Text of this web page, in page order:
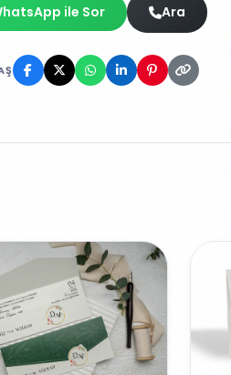
ile Sor Ara